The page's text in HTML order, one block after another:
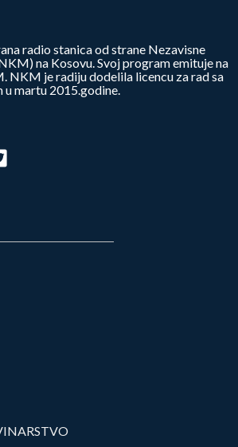
radio stanica od strane Nezavisne
na Kosovu. Svoj program emituje na
NKM je radiju dodelila licencu za rad sa
martu 2015.godine.